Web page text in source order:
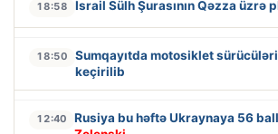
18:58 İsrail Sülh Şurasının Qəzza üzrə
18:50
Sumqayıtda motosiklet
keçirilib
12:40 Rusiya bu həftə Ukraynaya 56